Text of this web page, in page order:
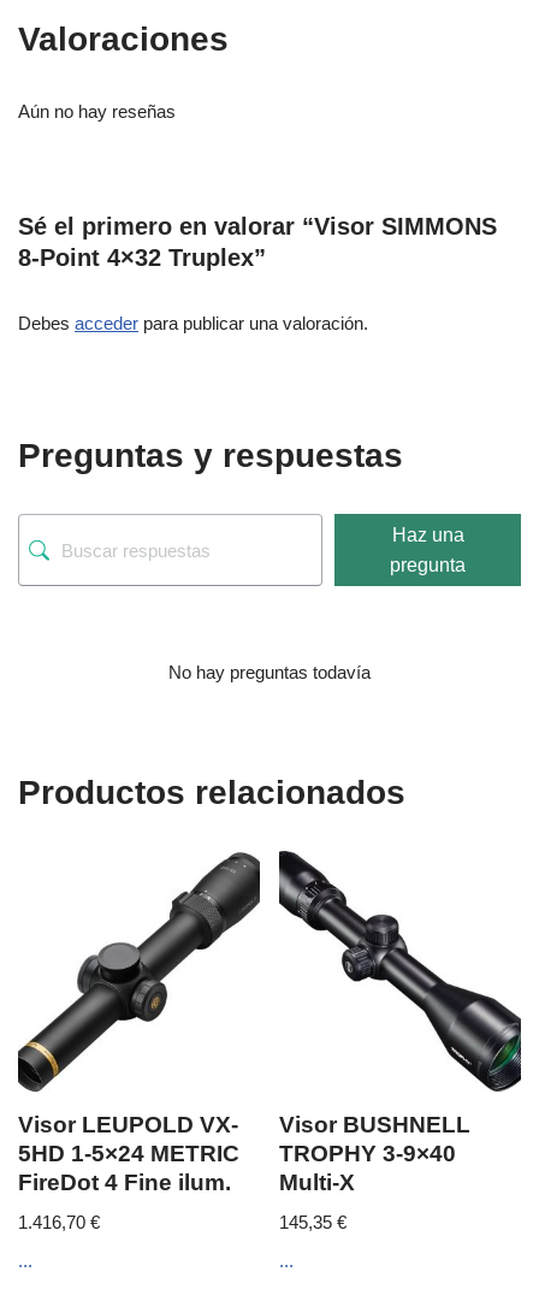
Valoraciones
Aún no hay reseñas
Sé el primero en valorar “Visor SIMMONS
8-Point 4×32 Truplex”
Debes acceder para publicar una valoración.
Preguntas y respuestas
Haz una
pregunta
No hay preguntas todavía
Productos relacionados
Visor LEUPOLD VX-
5HD 1-5×24 METRIC
FireDot 4 Fine ilum.
1.416,70 €
...
Visor BUSHNELL
TROPHY 3-9×40
Multi-X
145,35€
...